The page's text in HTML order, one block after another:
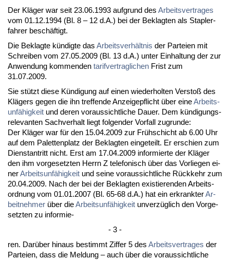
Der Kläger war seit 23.06.1993 auf­grund des Ar­beits­ver­tra­ges
vom 01.12.1994 (Bl. 8 – 12 d.A.) bei der Be­klag­ten als Stap­ler­
fah­rer beschäftigt.
Die Be­klag­te kündig­te das Ar­beits­verhält­nis der Par­tei­en mit
Schrei­ben vom 27.05.2009 (Bl. 13 d.A.) un­ter Ein­hal­tung der zur
An­wen­dung kom­men­den ta­rif­ver­trag­li­chen Frist zum
31.07.2009.
Sie stützt die­se Kündi­gung auf ei­nen wie­der­hol­ten Ver­s­toß des
Klägers ge­gen die ihn tref­fen­de An­zei­ge­pflicht über ei­neAr­beits­
unfähig­keit und de­ren vor­aus­sicht­li­che Dau­er. Dem kündi­gungs­
re­le­van­ten Sach­ver­halt liegt fol­gen­der Vor­fall zu­grun­de:
Der Kläger war für den 15.04.2009 zur Frühschicht ab 6.00 Uhr
auf dem Pa­let­ten­platz der Be­klag­ten ein­ge­teilt. Er er­schien zum
Dienst­an­tritt nicht. Erst am 17.04.2009 in­for­mier­te der Kläger
den ihm vor­ge­setz­ten Herrn Z te­le­fo­nisch über das Vor­lie­gen ei­
nerAr­beits­unfähig­keit und sei­ne vor­aus­sicht­li­che Rück­kehr zum
20.04.2009. Nach der bei der Be­klag­ten exis­tie­ren­den Ar­beits­
ord­nung vom 01.01.2007 (Bl. 65-68 d.A.) hat ein er­krank­terAr­
beit­neh­mer über dieAr­beits­unfähig­keit un­verzüglich den Vor­ge­
setz­ten zu in­for­mie-
- 3 -
ren. Darüber hin­aus be­stimmt Zif­fer 5 des Ar­beits­ver­tra­ges der
Par­tei­en, dass die Mel­dung – auch über die vor­aus­sicht­li­che